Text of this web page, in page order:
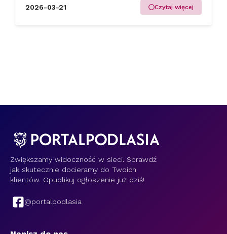
2026-03-21 Czytaj więcej
Zwiększamy widoczność w sieci. Sprawdź
jak skutecznie docieramy do Twoich
klientów. Opublikuj ogłoszenie już dziś!
@portalpodlasia